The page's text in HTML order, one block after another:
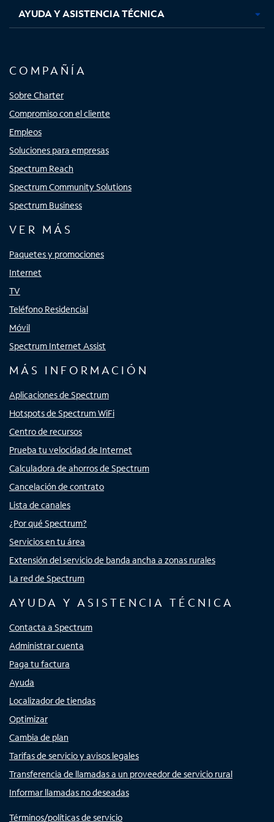
AYUDA Y ASISTENCIA TÉCNICA
COMPAÑÍA
Sobre Charter
Compromiso con el cliente
Empleos
Soluciones para empresas
Spectrum Reach
Spectrum Community Solutions
Spectrum Business
VER MÁS
Paquetes y promociones
Internet
TV
Teléfono Residencial
Móvil
Spectrum Internet Assist
MÁS INFORMACIÓN
Aplicaciones de Spectrum
Hotspots de Spectrum WiFi
Centro de recursos
Prueba tu velocidad de Internet
Calculadora de ahorros de Spectrum
Cancelación de contrato
Lista de canales
¿Por qué Spectrum?
Servicios en tu área
Extensión del servicio de banda ancha a zonas rurales
La red de Spectrum
AYUDA Y ASISTENCIA TÉCNICA
Contacta a Spectrum
Administrar cuenta
Paga tu factura
Ayuda
Localizador de tiendas
Optimizar
Cambia de plan
Tarifas de servicio y avisos legales
Transferencia de llamadas a un proveedor de servicio rural
Informar llamadas no deseadas
Términos/políticas de servicio